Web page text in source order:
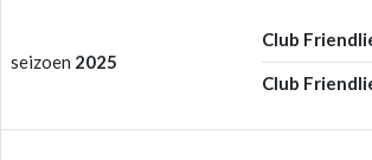
seizoen 2025
Club
Club